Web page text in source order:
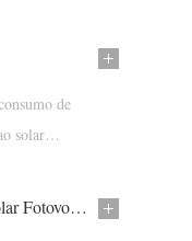
de
solar
Usando um Medidor de Energia Trifásico para Energia Solar Fotovoltaica e Consumo da Rede em um Sistema Split-Phase